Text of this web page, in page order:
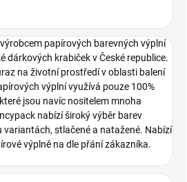
výrobcem papírových barevných výplní
dárkových krabiček v České republice.
na životní prostředí v oblasti balení
výplní využívá pouze 100%
jsou navíc nositelem mnoha
nabízí široký výběr barev
variantách, stlačené a natažené. Nabízí
výplně na dle přání zákazníka.